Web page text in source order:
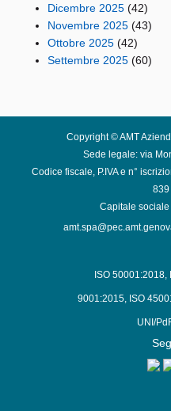
Dicembre 2025 (42)
Novembre 2025 (43)
Ottobre 2025 (42)
Settembre 2025 (60)
Copyright © AMT
Sede legale: via
Codice fiscale, P.IVA e n°
839
Capitale sociale
ISO 50001:2018,
9001:2015, ISO
UNI/